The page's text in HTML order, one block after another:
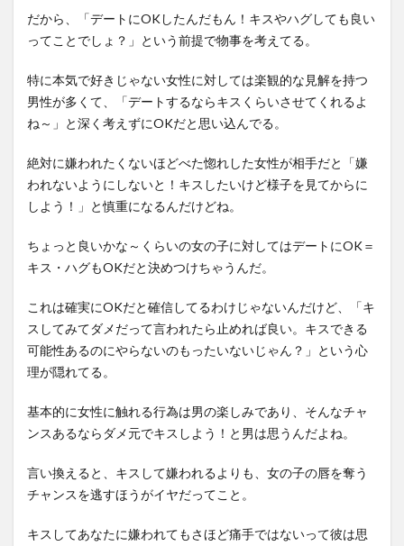
だから、「デートにOKしたんだもん！キスやハグしても良い
ってことでしょ？」という前提で物事を考えてる。
特に本気で好きじゃない女性に対しては楽観的な見解を持つ
男性が多くて、「デートするならキスくらいさせてくれるよ
ね～」と深く考えずにOKだと思い込んでる。
絶対に嫌われたくないほどべた惚れした女性が相手だと「嫌
われないようにしないと！キスしたいけど様子を見てからに
しよう！」と慎重になるんだけどね。
ちょっと良いかな～くらいの女の子に対してはデートにOK＝
キス・ハグもOKだと決めつけちゃうんだ。
これは確実にOKだと確信してるわけじゃないんだけど、「キ
スしてみてダメだって言われたら止めれば良い。キスできる
可能性あるのにやらないのもったいないじゃん？」という心
理が隠れてる。
基本的に女性に触れる行為は男の楽しみであり、そんなチャ
ンスあるならダメ元でキスしよう！と男は思うんだよね。
言い換えると、キスして嫌われるよりも、女の子の唇を奪う
チャンスを逃すほうがイヤだってこと。
キスしてあなたに嫌われてもさほど痛手ではないって彼は思